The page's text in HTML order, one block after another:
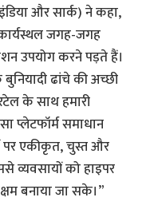
और सार्क) ने कहा,
जगह-जगह
उपयोग करने पड़ते हैं।
ढांचे की अच्छी
के साथ हमारी
प्लेटफॉर्म समाधान
पर एकीकृत, चुस्त और
व्यवसायों को हाइपर
बनाया जा सके।”